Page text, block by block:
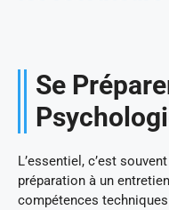
Se
L’essentiel, c’est
préparation à un
compétences